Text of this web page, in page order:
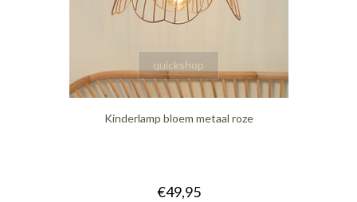
quickshop
Kinderlamp bloem metaal roze
€49,95